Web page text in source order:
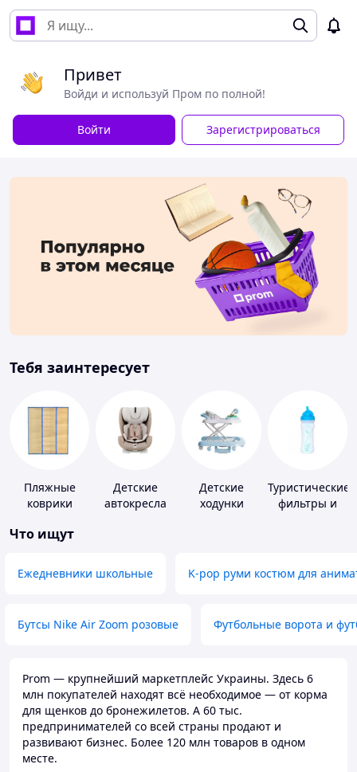
Привет
Войди и используй Пром по полной!
Войти Зарегистрироваться
Тебя заинтересует
Пляжные
коврики
Детские
автокресла
Детские
ходунки
Туристические
фильтры и
Что ищут
Ежедневники школьные K-pop руми костюм для
Бутсы Nike Air Zoom розовые Футбольные ворота и
Prom — крупнейший маркетплейс Украины. Здесь 6
млн покупателей находят всё необходимое — от корма
для щенков до бронежилетов. А 60 тыс.
предпринимателей со всей страны продают и
развивают бизнес. Более 120 млн товаров в одном
месте.